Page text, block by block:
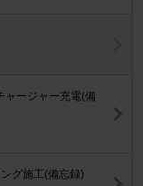
ャージャー充電(備
グ施工(備忘録)